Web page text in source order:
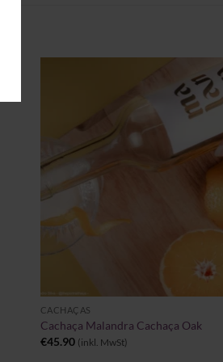
Zu
Wunschliste
CACHAÇAS
Cachaça Malandra Cachaça Oak
€45.90 (inkl. MwSt)